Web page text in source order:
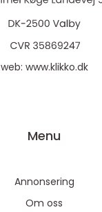
web: www.klikko.dk
Menu
Annonsering
Om oss